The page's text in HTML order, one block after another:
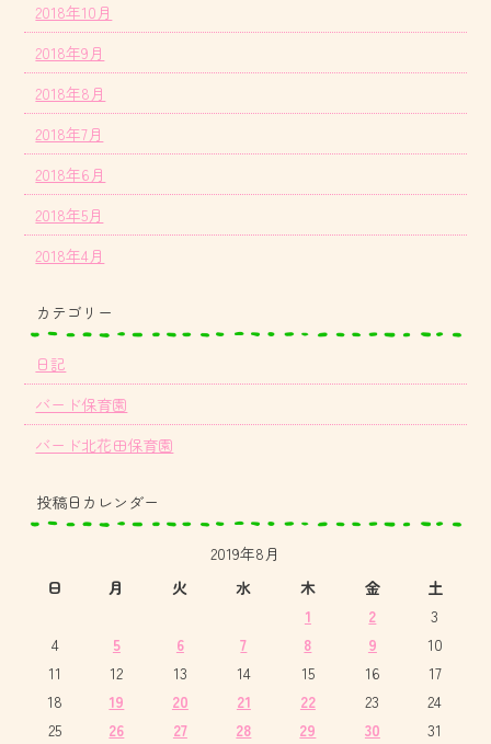
2018年10月
2018年9月
2018年8月
2018年7月
2018年6月
2018年5月
2018年4月
カテゴリー
日記
バード保育園
バード北花田保育園
投稿日カレンダー
2019年8月
日
月 火 水 木 金
土
1
2
3
4
5 6 7 8 9
10
11
12 13 14 15 16
17
18
19 20 21 22 23
24
25
26 27 28 29 30 31